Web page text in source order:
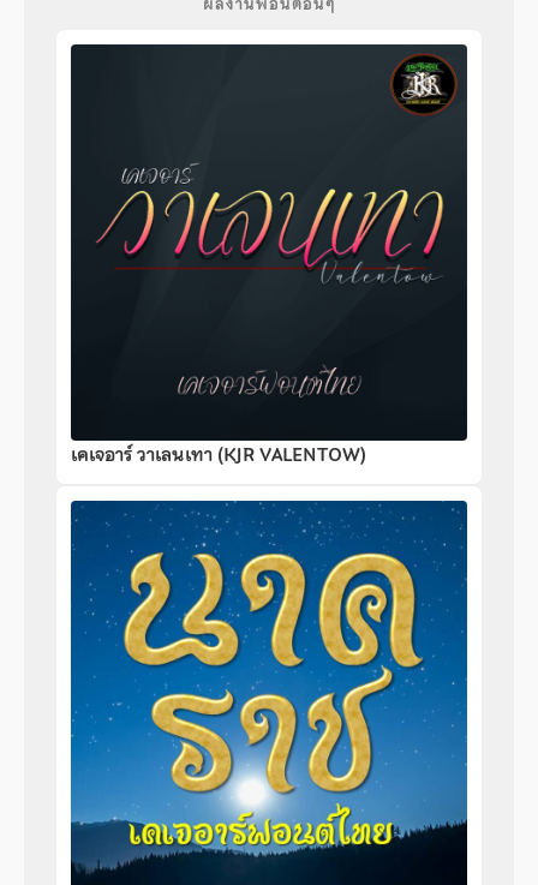
เคเจอาร์ วาเลนเทา (KJR VALENTOW)